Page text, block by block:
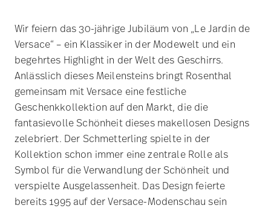
Wir feiern das 30-jährige Jubiläum von „Le Jardin de
Versace“ – ein Klassiker in der Modewelt und ein
begehrtes Highlight in der Welt des Geschirrs.
Anlässlich dieses Meilensteins bringt Rosenthal
gemeinsam mit Versace eine festliche
Geschenkkollektion auf den Markt, die die
fantasievolle Schönheit dieses makellosen Designs
zelebriert. Der Schmetterling spielte in der
Kollektion schon immer eine zentrale Rolle als
Symbol für die Verwandlung der Schönheit und
verspielte Ausgelassenheit. Das Design feierte
bereits 1995 auf der Versace-Modenschau sein